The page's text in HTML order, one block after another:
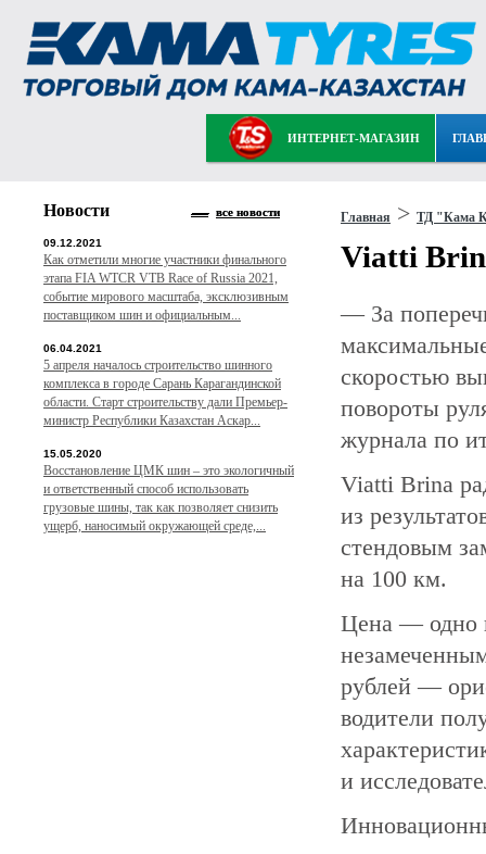
ИНТЕРНЕТ-МАГАЗИН
Главная > ТД "Кама
Viatti
— За
скоростью
повороты
журнала по
Viatti Brina
из
стендовым
на 100 км.
Цена — одно
рублей —
водители
и
Новости все новости
09.12.2021
Как отметили многие участники финального
этапа FIA WTCR VTB Race of Russia 2021,
событие мирового масштаба, эксклюзивным
поставщиком шин и официальным...
06.04.2021
5 апреля началось строительство шинного
комплекса в городе Сарань Карагандинской
области. Старт строительству дали Премьер-
министр Республики Казахстан Аскар...
15.05.2020
Восстановление ЦМК шин – это экологичный
и ответственный способ использовать
грузовые шины, так как позволяет снизить
ущерб, наносимый окружающей среде,...